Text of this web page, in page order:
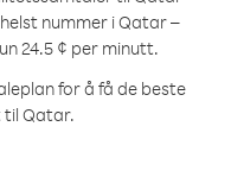
nummer i Qatar –
24.5 ¢ per minutt.
for å få de beste
til Qatar.